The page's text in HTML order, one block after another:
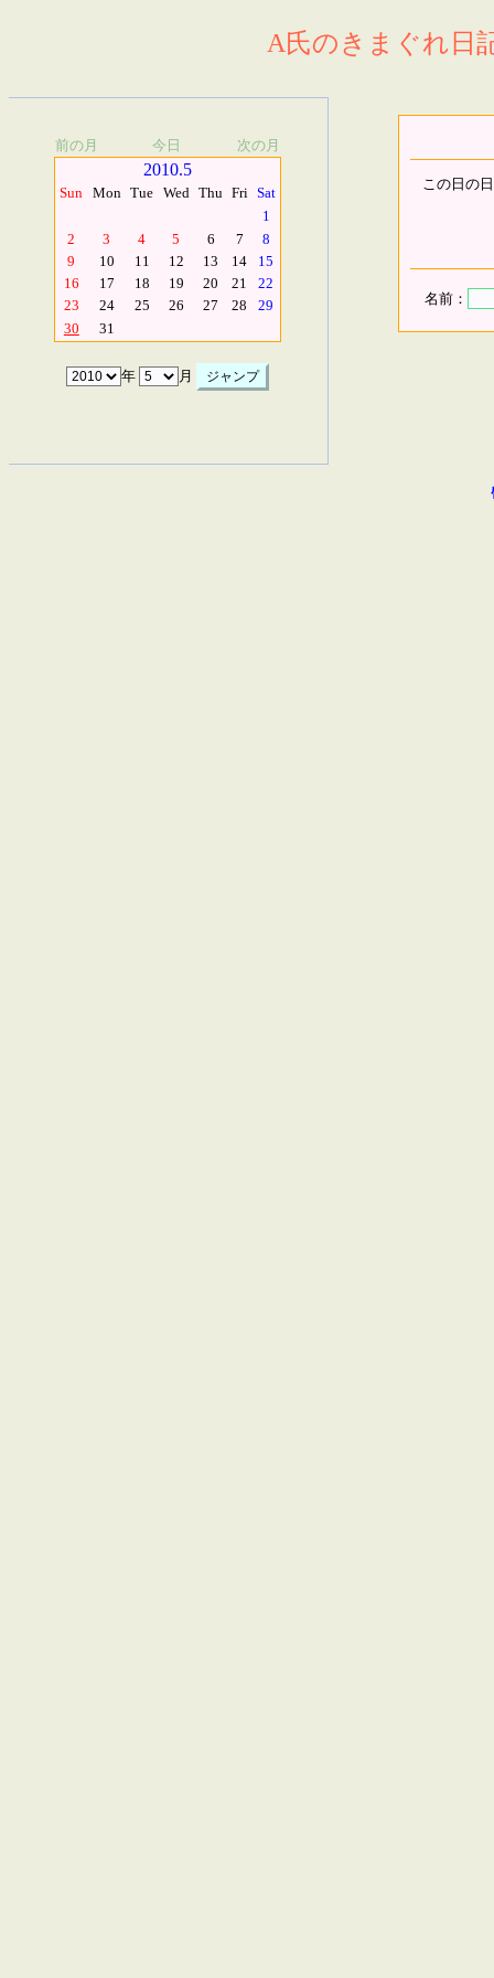
A氏のきまぐれ日
前の月 今日 次の月
2010.5
Sun Mon Tue Wed Thu Fri Sat
1
2
3 4 5 6 7
8
9
10 11 12 13 14
15
16
17 18 19 20 21
22
23
24 25 26 27 28
29
30
31
年 月
この日の
名前：